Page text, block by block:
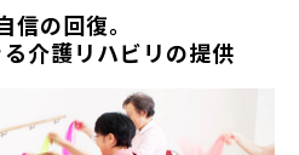
信の回復。
介護リハビリの提供